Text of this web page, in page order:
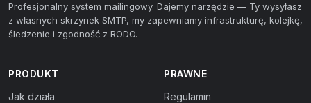
Profesjonalny system mailingowy. Dajemy narzędzie — Ty wysyłasz
z własnych skrzynek SMTP, my zapewniamy infrastrukturę, kolejkę,
śledzenie i zgodność z RODO.
PRODUKT
Jak działa
PRAWNE
Regulamin